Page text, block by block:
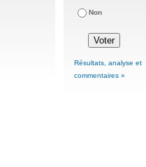
Non
Résultats, analyse et
commentaires »